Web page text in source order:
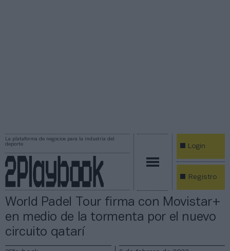
La plataforma de negocios para la industria del
deporte
Login
Registro
World Padel Tour firma con Movistar+
en medio de la tormenta por el nuevo
circuito qatarí